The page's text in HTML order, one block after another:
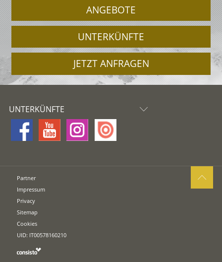
ANGEBOTE
UNTERKÜNFTE
JETZT ANFRAGEN
UNTERKÜNFTE
Partner
Impressum
Privacy
Sitemap
Cookies
UID: IT00578160210